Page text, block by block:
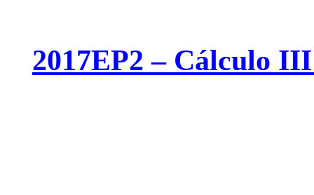
2017EP2 – Cálculo